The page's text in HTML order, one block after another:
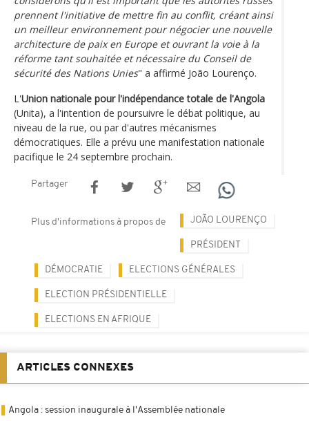
prennent l'initiative de mettre fin au conflit, créant ainsi
un meilleur environnement pour négocier une nouvelle
architecture de paix en Europe et ouvrant la voie à la
réforme tant souhaitée et nécessaire du Conseil de
sécurité des Nations Unies" a affirmé João Lourenço.
L'Union nationale pour l'indépendance totale de l'Angola
(Unita), a l'intention de poursuivre le débat politique, au
niveau de la rue, ou par d'autres mécanismes
démocratiques. Elle a prévu une manifestation nationale
pacifique le 24 septembre prochain.
Partager
Plus d'informations à propos de JOÃO LOURENÇO
PRÉSIDENT
DÉMOCRATIE ELECTIONS GÉNÉRALES
ELECTION PRÉSIDENTIELLE
ELECTIONS EN AFRIQUE
ARTICLES CONNEXES
Angola : session inaugurale à l'Assemblée nationale